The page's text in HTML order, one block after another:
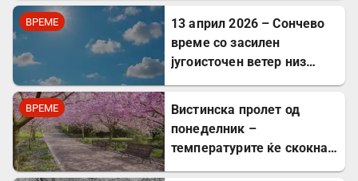
ВРЕМЕ
13 април 2026 – Сончево
време со засилен
југоисточен ветер низ
ВРЕМЕ
Вистинска пролет од
понеделник –
температурите ќе скокнат